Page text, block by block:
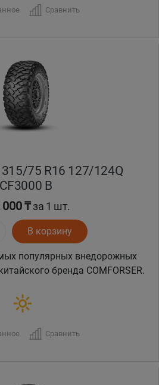
Сравнить
315/75 R16 127/124Q
CF3000 B
000 ₸за 1 шт.
В корзину
популярных внедорожных
бренда COMFORSER.
Сравнить